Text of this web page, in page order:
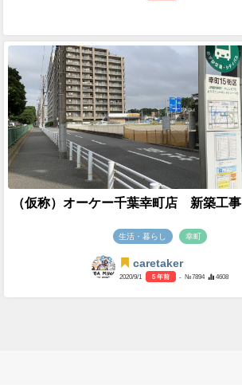
（仮称）オーケー千葉幸町店 新築工事
生活・暮らし 幸町
caretaker
2020/9/1 5 年前 - №7894 4608